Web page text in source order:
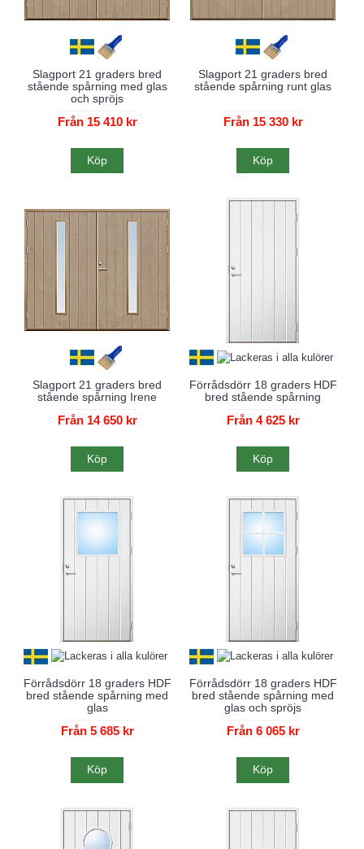
Slagport 21 graders bred
stående spårning med glas
och spröjs
Från 15 410 kr
Köp
Slagport 21 graders bred
stående spårning runt glas
Från 15 330 kr
Köp
Slagport 21 graders bred
stående spårning Irene
Från 14 650 kr
Köp
Förrådsdörr 18 graders HDF
bred stående spårning
Från 4 625 kr
Köp
Förrådsdörr 18 graders HDF
bred stående spårning med
glas
Från 5 685 kr
Köp
Förrådsdörr 18 graders HDF
bred stående spårning med
glas och spröjs
Från 6 065 kr
Köp